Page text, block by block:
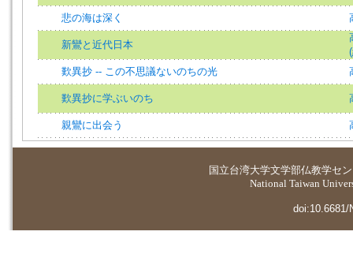
悲の海は深く
新鸞と近代日本
歎異抄 -- この不思議ないのちの光
歎異抄に学ぶいのち
親鸞に出会う
国立台湾大学文学部仏教学セ
National Taiwan
doi:10.6681/